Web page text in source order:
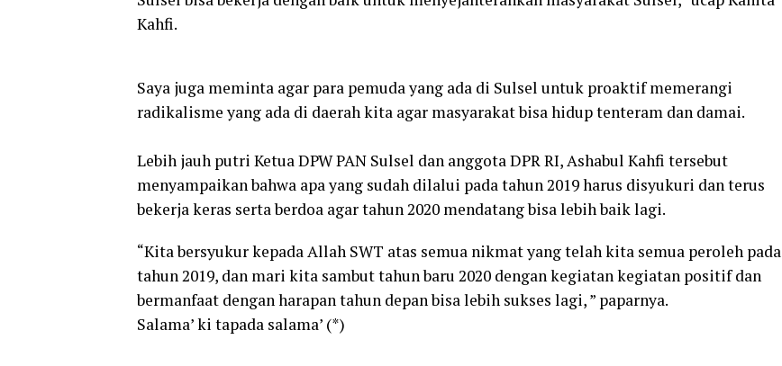
Kahfi.
Saya juga meminta agar para pemuda yang ada di Sulsel untuk proaktif memerangi
radikalisme yang ada di daerah kita agar masyarakat bisa hidup tenteram dan damai.
Lebih jauh putri Ketua DPW PAN Sulsel dan anggota DPR RI, Ashabul Kahfi tersebut
menyampaikan bahwa apa yang sudah dilalui pada tahun 2019 harus disyukuri dan terus
bekerja keras serta berdoa agar tahun 2020 mendatang bisa lebih baik lagi.
“Kita bersyukur kepada Allah SWT atas semua nikmat yang telah kita semua peroleh pada
tahun 2019, dan mari kita sambut tahun baru 2020 dengan kegiatan kegiatan positif dan
bermanfaat dengan harapan tahun depan bisa lebih sukses lagi, ” paparnya.
Salama’ ki tapada salama’ (*)